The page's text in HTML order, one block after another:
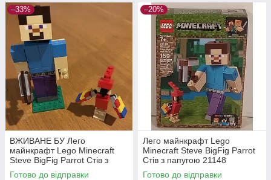
–33%
ВЖИВАНЕ БУ Лего
майнкрафт Lego Minecraft
Steve BigFig Parrot Стів з
папугою 21148
Готово до відправки
–20%
Лего майнкрафт Lego
Minecraft Steve BigFig Parrot
Стів з папугою 21148
Готово до відправки